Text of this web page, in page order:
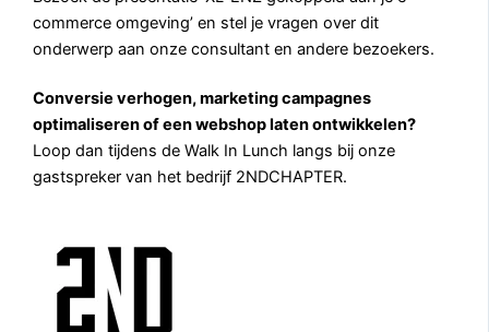
commerce omgeving’ en stel je vragen over dit
onderwerp aan onze consultant en andere bezoekers.
Conversie verhogen, marketing campagnes
optimaliseren of een webshop laten ontwikkelen?
Loop dan tijdens de Walk In Lunch langs bij onze
gastspreker van het bedrijf 2NDCHAPTER.